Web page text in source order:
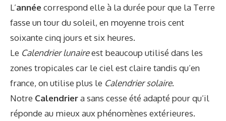
L’annéecorrespond elle à la durée pour que la Terre
fasse un tour du soleil, en moyenne trois cent
soixante cinq jours et six heures.
Le Calendrier lunaireest beaucoup utilisé dans les
zones tropicales car le ciel est claire tandis qu’en
france, on utilise plus le Calendrier solaire.
Notre Calendriera sans cesse été adapté pour qu’il
réponde au mieux aux phénomènes extérieures.